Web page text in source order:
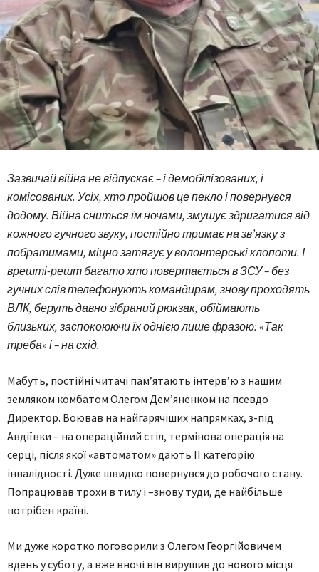
Зазвичай війна не відпускає – і демобілізованих, і
комісованих. Усіх, хто пройшов це пекло і повернувся
додому. Війна сниться їм ночами, змушує здригатися від
кожного гучного звуку, постійно тримає на зв’язку з
побратимами, міцно затягує у волонтерські клопоти. І
врешті-решт багато хто повертається в ЗСУ – без
гучних слів телефонують командирам, знову проходять
ВЛК, беруть давно зібраний рюкзак, обіймають
близьких, заспокоюючи їх однією лише фразою: «Так
треба» і – на схід.
Мабуть, постійні читачі пам’ятають інтерв’ю з нашим
земляком комбатом Олегом Дем’яненком на псевдо
Директор. Воював на найгарячіших напрямках, з-під
Авдіївки – на операційний стіл, термінова операція на
серці, після якої «автоматом» дають ІІ категорію
інвалідності. Дуже швидко повернувся до робочого стану.
Попрацював трохи в тилу і –знову туди, де найбільше
потрібен країні.
Ми дуже коротко поговорили з Олегом Георгійовичем
вдень у суботу, а вже вночі він вирушив до нового місця